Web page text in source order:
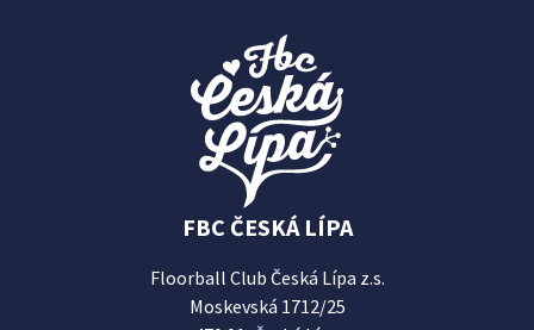
FBC ČESKÁ LÍPA
Floorball Club Česká Lípa z.s.
Moskevská 1712/25